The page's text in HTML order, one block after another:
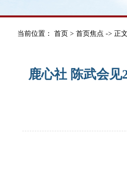
当前位置： 首页 > 首页焦点 -> 正文
鹿心社 陈武会